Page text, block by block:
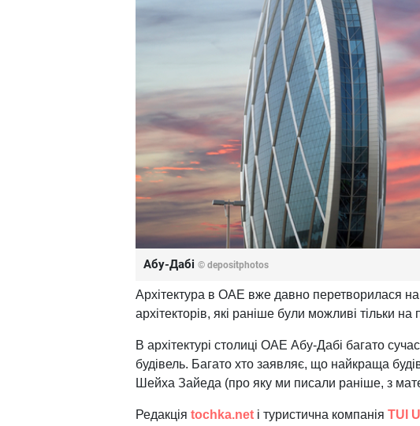
Абу-Дабі © depositphotos
Архітектура в ОАЕ вже давно перетворилася на
архітекторів, які раніше були можливі тільки на
В архітектурі столиці ОАЕ Абу-Дабі багато
будівель. Багато хто заявляє, що найкраща
Шейха Зайеда (про яку ми писали раніше, з
Редакція tochka.net і туристична компанія TUI